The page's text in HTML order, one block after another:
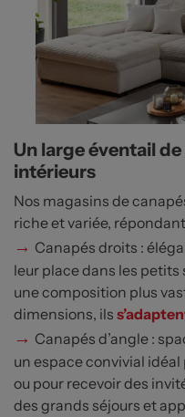
Un large éventail
intérieurs
Nos magasins de
riche et variée,
→ Canapés droits :
leur place dans les
une composition plus
dimensions, ils
→ Canapés d’angle :
un espace convivial
ou pour recevoir des
des grands séjours et